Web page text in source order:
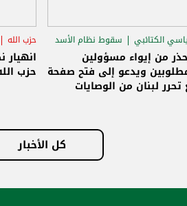
الكتائبي
سقوط نظام الأسد
الرئاسيمن إيواء مسؤولين
ويدعو إلى فتح صفحة
لبنان من الوصايات
حزب الله
حزب
كل الأخبار